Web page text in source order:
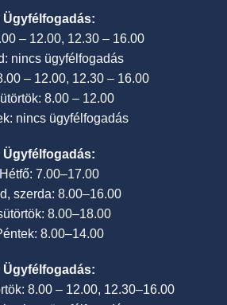
Ügyfélfogadás:
– 12.00, 12.30 – 16.00
nincs ügyfélfogadás
– 12.00, 12.30 – 16.00
8.00 – 12.00
nincs ügyfélfogadás
Ügyfélfogadás:
Hétfő: 7.00–17.00
szerda: 8.00–16.00
8.00–18.00
8.00–14.00
Ügyfélfogadás:
8.00 – 12.00, 12.30–16.00